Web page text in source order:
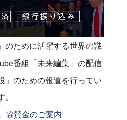
のために活躍する世界の識
番組「未来編集」の配信
」のための報道を行ってい
協賛金のご案内